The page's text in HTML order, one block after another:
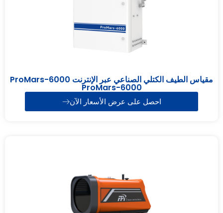
مقياس الطيف الكتلي الصناعي عبر الإنترنت ProMars-6000
ProMars-6000
احصل على عرض الأسعار الآن